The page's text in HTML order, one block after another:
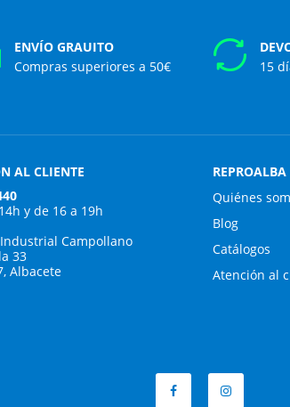
ENVÍO GRAUITO
Compras superiores a 50€
15
AL CLIENTE
y de 16 a 19h
Campollano
33
Albacete
REPROALBA
Quiénes
Blog
Catálogos
Atención al